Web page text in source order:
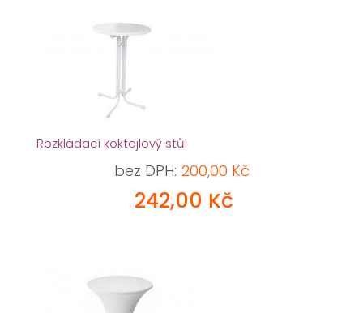
Rozkládací koktejlový stůl
bez DPH: 200,00 Kč
242,00 Kč